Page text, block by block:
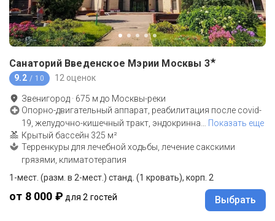
Санаторий Введенское Мэрии Москвы 3★
9.2 / 10 12 оценок
Звенигород · 675 м до Москвы-реки
Опорно-двигательный аппарат, реабилитация после covid-
19, желудочно-кишечный тракт, эндокринна
Показать еще
Крытый бассейн 325 м²
Терренкуры для лечебной ходьбы, лечение сакскими
грязями, климатотерапия
1-мест. (разм. в 2-мест.) станд. (1 кровать), корп. 2
от 8 000 ₽ для 2 гостей Выбрать